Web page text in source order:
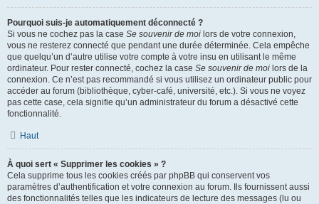
Pourquoi suis-je automatiquement déconnecté ?
Si vous ne cochez pas la case Se souvenir de moi lors de votre connexion,
vous ne resterez connecté que pendant une durée déterminée. Cela empêche
que quelqu’un d’autre utilise votre compte à votre insu en utilisant le même
ordinateur. Pour rester connecté, cochez la case Se souvenir de moi lors de la
connexion. Ce n’est pas recommandé si vous utilisez un ordinateur public pour
accéder au forum (bibliothèque, cyber-café, université, etc.). Si vous ne voyez
pas cette case, cela signifie qu’un administrateur du forum a désactivé cette
fonctionnalité.
Haut
À quoi sert « Supprimer les cookies » ?
Cela supprime tous les cookies créés par phpBB qui conservent vos
paramètres d’authentification et votre connexion au forum. Ils fournissent aussi
des fonctionnalités telles que les indicateurs de lecture des messages (lu ou